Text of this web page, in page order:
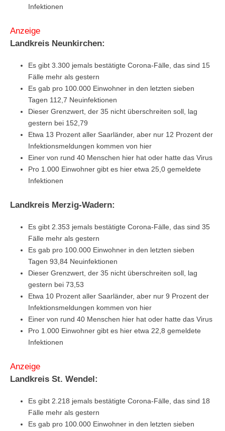
Infektionen
Anzeige
Landkreis Neunkirchen:
Es gibt 3.300 jemals bestätigte Corona-Fälle, das sind 15
Fälle mehr als gestern
Es gab pro 100.000 Einwohner in den letzten sieben
Tagen 112,7 Neuinfektionen
Dieser Grenzwert, der 35 nicht überschreiten soll, lag
gestern bei 152,79
Etwa 13 Prozent aller Saarländer, aber nur 12 Prozent der
Infektionsmeldungen kommen von hier
Einer von rund 40 Menschen hier hat oder hatte das Virus
Pro 1.000 Einwohner gibt es hier etwa 25,0 gemeldete
Infektionen
Landkreis Merzig-Wadern:
Es gibt 2.353 jemals bestätigte Corona-Fälle, das sind 35
Fälle mehr als gestern
Es gab pro 100.000 Einwohner in den letzten sieben
Tagen 93,84 Neuinfektionen
Dieser Grenzwert, der 35 nicht überschreiten soll, lag
gestern bei 73,53
Etwa 10 Prozent aller Saarländer, aber nur 9 Prozent der
Infektionsmeldungen kommen von hier
Einer von rund 40 Menschen hier hat oder hatte das Virus
Pro 1.000 Einwohner gibt es hier etwa 22,8 gemeldete
Infektionen
Anzeige
Landkreis St. Wendel:
Es gibt 2.218 jemals bestätigte Corona-Fälle, das sind 18
Fälle mehr als gestern
Es gab pro 100.000 Einwohner in den letzten sieben